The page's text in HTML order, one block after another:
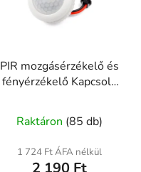
PIR mozgásérzékelő és
fényérzékelő Kapcsoló
világításvezérlés
termék
átlagos
értékelése
Raktáron (85 db)
1 724 Ft ÁFA nélkül
2 190 Ft